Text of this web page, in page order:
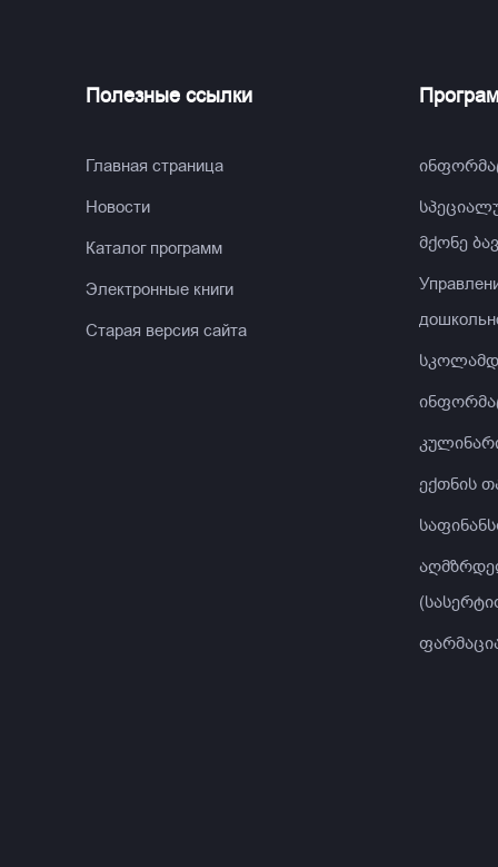
Полезные ссылки
Главная страница
Новости
Каталог программ
Электронные книги
Старая версия сайта
მქონე
ექთნის